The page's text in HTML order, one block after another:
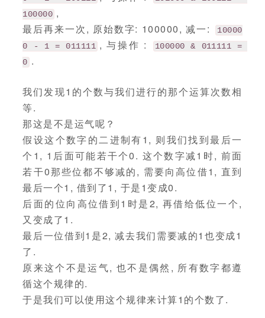
100000 ,
最后再来一次, 原始数字: 100000, 减一:
10000
0 - 1 = 011111 , 与操作 :
100000 & 011111 =
0 .
我们发现1的个数与我们进行的那个运算次数相
等.
那这是不是运气呢？
假设这个数字的二进制有1, 则我们找到最后一
个1, 1后面可能若干个0. 这个数字减1时, 前面
若干0那些位都不够减的, 需要向高位借1, 直到
最后一个1, 借到了1, 于是1变成0.
后面的位向高位借到1时是2, 再借给低位一个,
又变成了1.
最后一位借到1是2, 减去我们需要减的1也变成1
了.
原来这个不是运气, 也不是偶然, 所有数字都遵
循这个规律的.
于是我们可以使用这个规律来计算1的个数了.